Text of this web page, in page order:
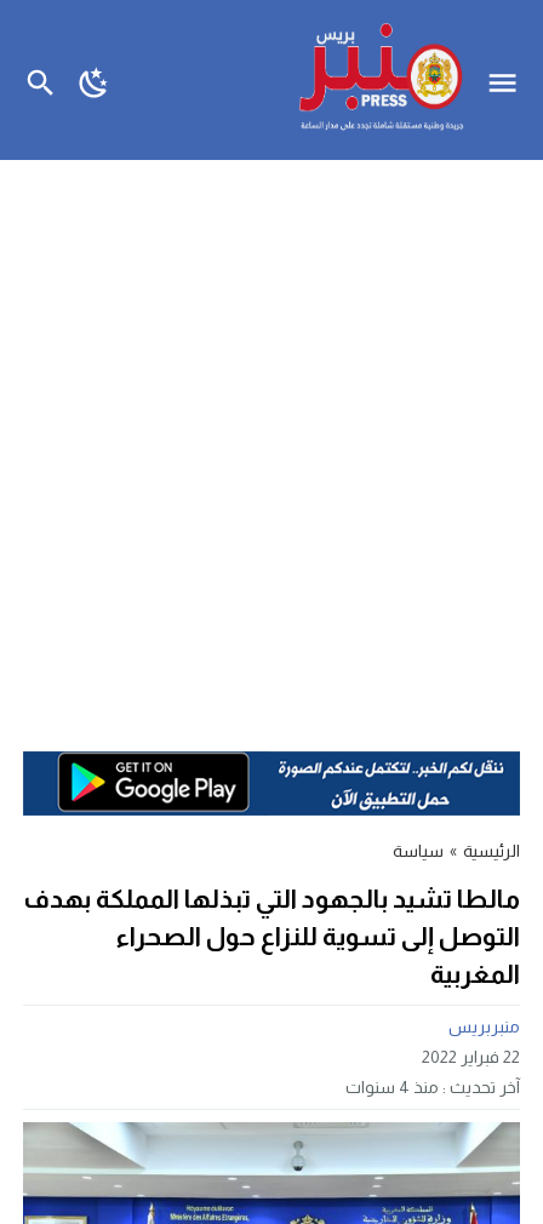
الرئيسية » سياسة
مالطا تشيد بالجهود التي تبذلها المملكة بهدف
التوصل إلى تسوية للنزاع حول الصحراء
المغربية
منبربريس
22 فبراير 2022
آخر تحديث : منذ 4 سنوات